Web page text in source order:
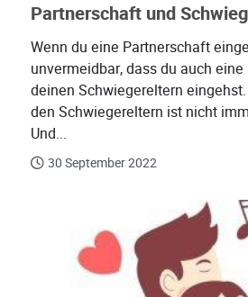
Partnerschaft und
Wenn du eine Partnerschaft
unvermeidbar, dass du auch
deinen Schwiegereltern
den Schwiegereltern ist nicht
Und...
30 September 2022